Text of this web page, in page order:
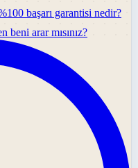
başarı garantisi nedir?
beni arar mısınız?